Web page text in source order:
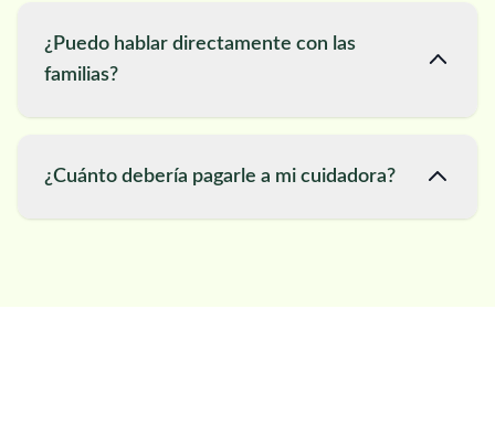
¿Puedo hablar directamente con las
familias?
¿Cuánto debería pagarle a mi cuidadora?